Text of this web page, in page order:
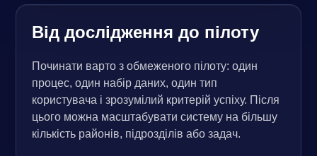
Від дослідження до пілоту
Починати варто з обмеженого пілоту: один
процес, один набір даних, один тип
користувача і зрозумілий критерій успіху. Після
цього можна масштабувати систему на більшу
кількість районів, підрозділів або задач.